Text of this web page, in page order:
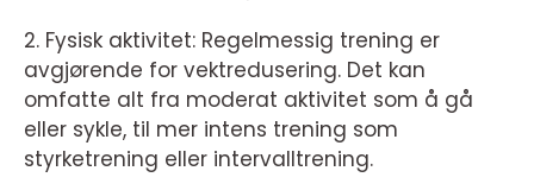
2. Fysisk aktivitet: Regelmessig trening er
avgjørende for vektredusering. Det kan
omfatte alt fra moderat aktivitet som å gå
eller sykle, til mer intens trening som
styrketrening eller intervalltrening.